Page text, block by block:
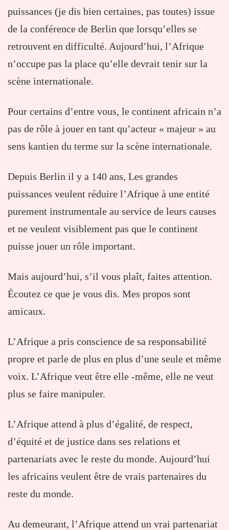
puissances (je dis bien certaines, pas toutes) issue
de la conférence de Berlin que lorsqu’elles se
retrouvent en difficulté. Aujourd’hui, l’Afrique
n’occupe pas la place qu’elle devrait tenir sur la
scène internationale.
Pour certains d’entre vous, le continent africain n’a
pas de rôle à jouer en tant qu’acteur « majeur » au
sens kantien du terme sur la scène internationale.
Depuis Berlin il y a 140 ans, Les grandes
puissances veulent réduire l’Afrique à une entité
purement instrumentale au service de leurs causes
et ne veulent visiblement pas que le continent
puisse jouer un rôle important.
Mais aujourd’hui, s’il vous plaît, faites attention.
Écoutez ce que je vous dis. Mes propos sont
amicaux.
L’Afrique a pris conscience de sa responsabilité
propre et parle de plus en plus d’une seule et même
voix. L’Afrique veut être elle -même, elle ne veut
plus se faire manipuler.
L’Afrique attend à plus d’égalité, de respect,
d’équité et de justice dans ses relations et
partenariats avec le reste du monde. Aujourd’hui
les africains veulent être de vrais partenaires du
reste du monde.
Au demeurant, l’Afrique attend un vrai partenariat